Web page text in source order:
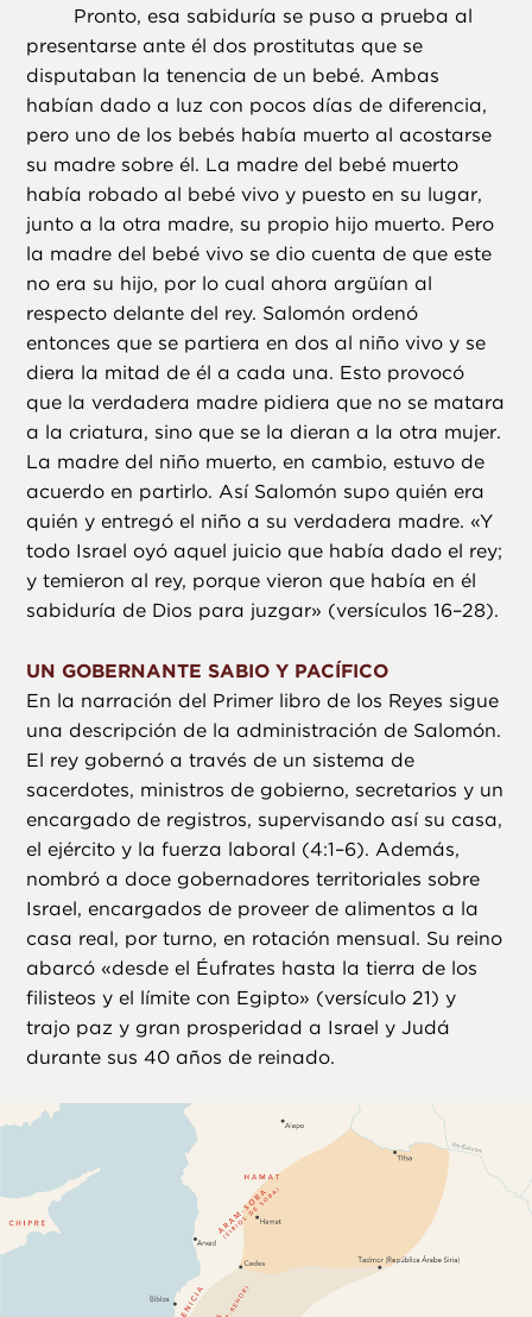
Pronto, esa sabiduría se puso a prueba al
presentarse ante él dos prostitutas que se
disputaban la tenencia de un bebé. Ambas
habían dado a luz con pocos días de diferencia,
pero uno de los bebés había muerto al acostarse
su madre sobre él. La madre del bebé muerto
había robado al bebé vivo y puesto en su lugar,
junto a la otra madre, su propio hijo muerto. Pero
la madre del bebé vivo se dio cuenta de que este
no era su hijo, por lo cual ahora argüían al
respecto delante del rey. Salomón ordenó
entonces que se partiera en dos al niño vivo y se
diera la mitad de él a cada una. Esto provocó
que la verdadera madre pidiera que no se matara
a la criatura, sino que se la dieran a la otra mujer.
La madre del niño muerto, en cambio, estuvo de
acuerdo en partirlo. Así Salomón supo quién era
quién y entregó el niño a su verdadera madre. «Y
todo Israel oyó aquel juicio que había dado el rey;
y temieron al rey, porque vieron que había en él
sabiduría de Dios para juzgar» (versículos 16–28).
UN GOBERNANTE SABIO Y PACÍFICO
En la narración del Primer libro de los Reyes sigue
una descripción de la administración de Salomón.
El rey gobernó a través de un sistema de
sacerdotes, ministros de gobierno, secretarios y un
encargado de registros, supervisando así su casa,
el ejército y la fuerza laboral (4:1–6). Además,
nombró a doce gobernadores territoriales sobre
Israel, encargados de proveer de alimentos a la
casa real, por turno, en rotación mensual. Su reino
abarcó «desde el Éufrates hasta la tierra de los
filisteos y el límite con Egipto» (versículo 21) y
trajo paz y gran prosperidad a Israel y Judá
durante sus 40 años de reinado.